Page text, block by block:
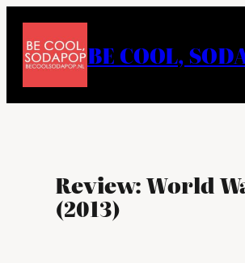
naar
inhoud
BE COOL,
Review: World
(2013)